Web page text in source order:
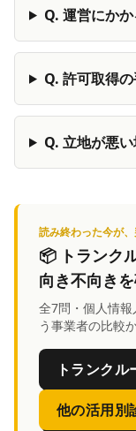
Q. 運営にか
Q. 許可取得
Q. 立地が悪
読み終わった今が
📦 トランク
向き不向き
全7問・個人情
う事業者の比較
トランク
他の活用別